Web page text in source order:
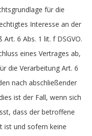
für die
Interesse an der
6 Abs. 1 lit. f DSGVO.
eines Vertrages ab,
die Verarbeitung Art. 6
nach abschließender
ist der Fall, wenn sich
dass der betroffene
ist und sofern keine